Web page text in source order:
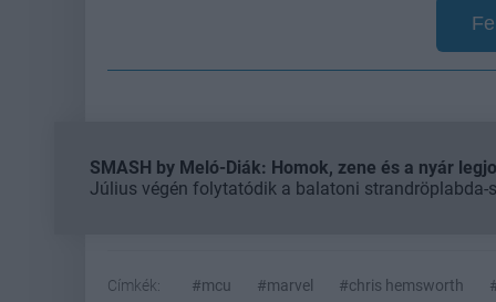
SMASH by Meló-Diák: Homok, zene és a nyár
Július végén folytatódik a balatoni strandröplabda-
Címkék: #mcu #marvel #chris hemsworth